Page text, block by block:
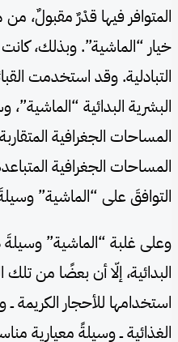
المتوافر فيها قدْرٌ مقبولٌ،
خيار “الماشية”. وبذلك،
التبادلية. وقد استخدمت
البشرية البدائية
المساحات الجغرافية
المساحات الجغرافية
التوافقَ على “الماشية”
وعلى غلبة “الماشية”
البدائية، إلّا أن بعضًا من
استخدامها للأحجار الكريمة
الغذائية ــ وسيلةً معيارية